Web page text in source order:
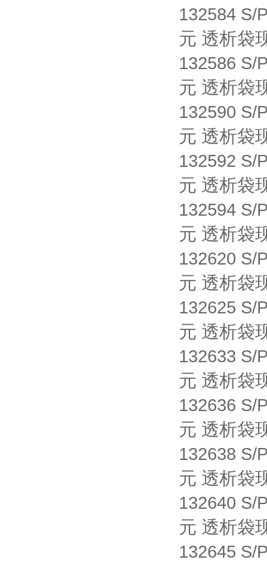
132584 S/
元 透析袋
132586 S/
元 透析袋
132590 S/
元 透析袋
132592 S/
元 透析袋
132594 S/
元 透析袋
132620 S/
元 透析袋
132625 S/
元 透析袋
132633 S/
元 透析袋
132636 S/
元 透析袋
132638 S/
元 透析袋
132640 S/
元 透析袋
132645 S/